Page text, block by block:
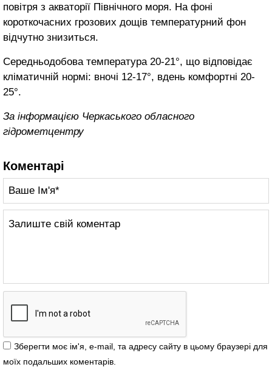
повітря з акваторії Північного моря. На фоні
короткочасних грозових дощів температурний фон
відчутно знизиться.
Середньодобова температура 20-21°, що відповідає
кліматичній нормі: вночі 12-17°, вдень комфортні 20-
25°.
За інформацією Черкаського обласного
гідрометцентру
Коментарі
Зберегти моє ім'я, e-mail, та адресу сайту в цьому браузері для
моїх подальших коментарів.